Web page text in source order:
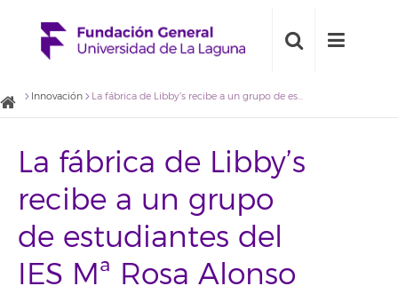
Innovación La fábrica de Libby’s recibe a un grupo de estudiantes del IES Mª Rosa Alonso
La fábrica de Libby’s
recibe a un grupo
de estudiantes del
IES Mª Rosa Alonso